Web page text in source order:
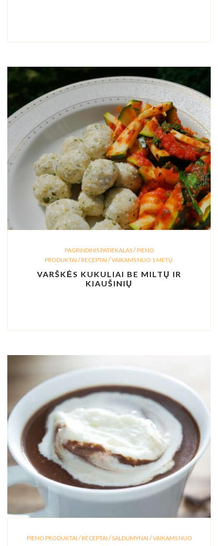
PAGRINDINIS PATIEKALAS/PIENO
PRODUKTAI /RECEPTAI /VAIKAMS NUO 1 METŲ
VARŠKĖS KUKULIAI BE MILTŲ IR
KIAUŠINIŲ
PIENO PRODUKTAI /RECEPTAI /SALDUMYNAI /VAIKAMS NUO